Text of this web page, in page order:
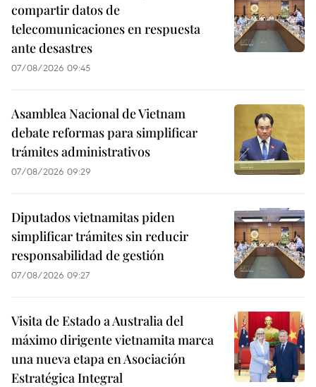
compartir datos de
telecomunicaciones en respuesta
ante desastres
07/08/2026 09:45
Asamblea Nacional de Vietnam
debate reformas para simplificar
trámites administrativos
07/08/2026 09:29
Diputados vietnamitas piden
simplificar trámites sin reducir
responsabilidad de gestión
07/08/2026 09:27
Visita de Estado a Australia del
máximo dirigente vietnamita marca
una nueva etapa en Asociación
Estratégica Integral